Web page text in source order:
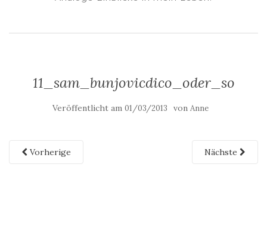
11_sam_bunjovicdico_oder_so
Veröffentlicht am 01/03/2013 von Anne
Vorherige Nächste